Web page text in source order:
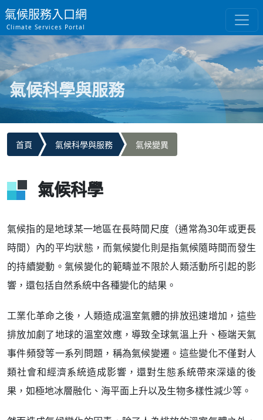
氣候服務入口網
Climate Services Portal
氣候科學與服務
首頁 氣候科學與服務 氣候變異
氣候科學
氣候指的是地球某一地區在長時間尺度（通常為30年或更長
時間）內的平均狀態，而氣候變化則是指氣候隨時間而發生
的持續變動。氣候變化的範疇並不限於人類活動所引起的影
響，還包括自然系統中各種變化的結果。
工業化革命之後，人類造成溫室氣體的排放迅速增加，這些
排放加劇了地球的溫室效應，導致全球氣溫上升、極端天氣
事件頻發等一系列問題，稱為氣候變遷。這些變化不僅對人
類社會和經濟系統造成影響，還對生態系統帶來深遠的後
果，如極地冰層融化、海平面上升以及生物多樣性減少等。​